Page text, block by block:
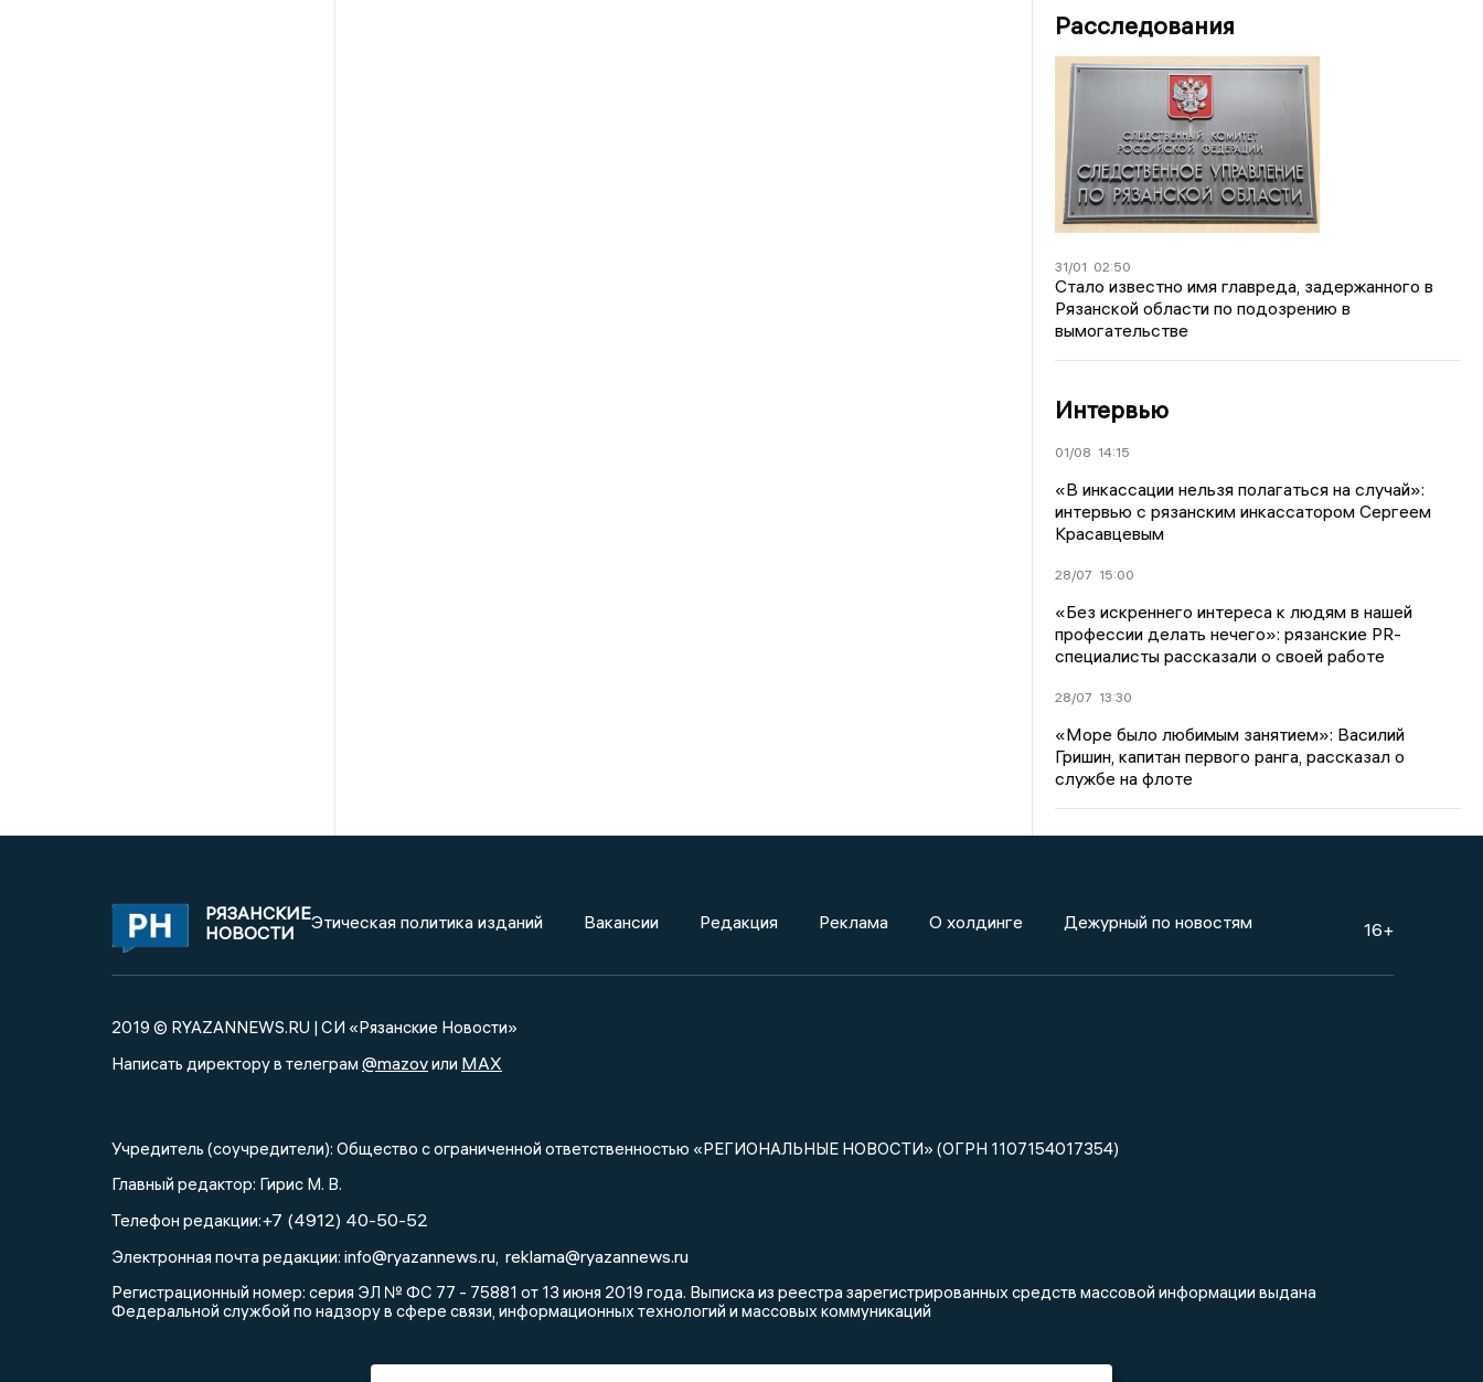
Расследования
31/01 02:50
Стало известно имя главреда, задержанного в
Рязанской области по подозрению в
вымогательстве
Интервью
01/08 14:15
«В инкассации нельзя полагаться на случай»:
интервью с рязанским инкассатором Сергеем
Красавцевым
28/07 15:00
«Без искреннего интереса к людям в нашей
профессии делать нечего»: рязанские PR-
специалисты рассказали о своей работе
28/07 13:30
«Море было любимым занятием»: Василий
Гришин, капитан первого ранга, рассказал о
службе на флоте
РЯЗАНСКИЕ
НОВОСТИ
Этическая политика изданий Вакансии Редакция Реклама О холдинге Дежурный по новостям 16+
2019 © RYAZANNEWS.RU | СИ «Рязанские Новости»
Написать директору в телеграм @mazovили MAX
Учредитель (соучредители): Общество с ограниченной ответственностью «РЕГИОНАЛЬНЫЕ НОВОСТИ» (ОГРН 1107154017354)
Главный редактор: Гирис М. В.
Телефон редакции:+7 (4912) 40-50-52
Электронная почта редакции: info@ryazannews.ru reklama@ryazannews.ru
Регистрационный номер: серия ЭЛ № ФС 77 - 75881 от 13 июня 2019 года. Выписка из реестра зарегистрированных средств массовой информации выдана
Федеральной службой по надзору в сфере связи, информационных технологий и массовых коммуникаций